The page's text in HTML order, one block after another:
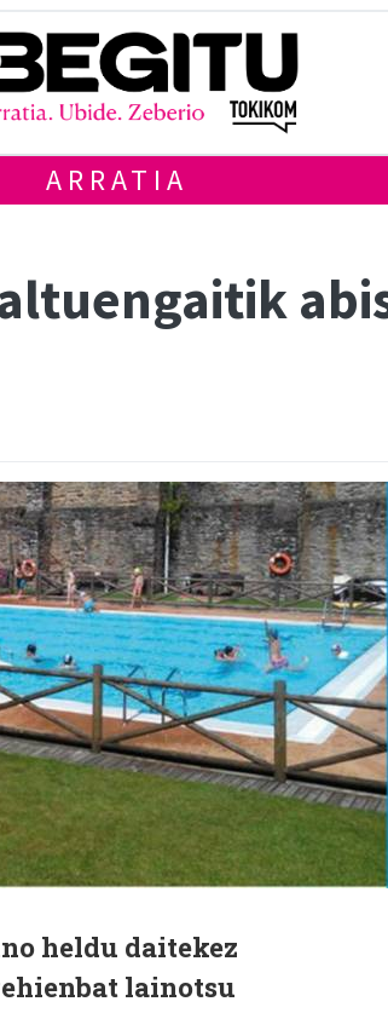
ARRATIA
heldu daitekez
lainotsu